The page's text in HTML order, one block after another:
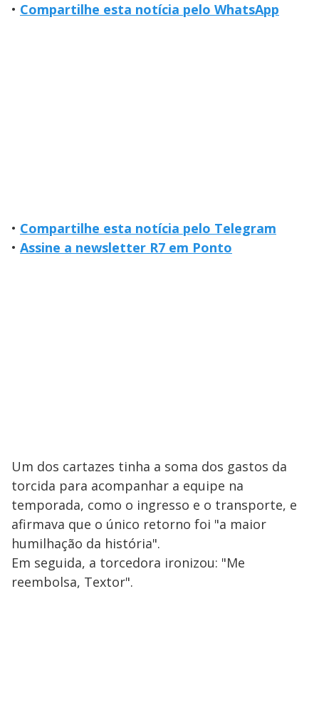
• Compartilhe esta notícia pelo WhatsApp
• Compartilhe esta notícia pelo Telegram
• Assine a newsletter R7 em Ponto
Um dos cartazes tinha a soma dos gastos da
torcida para acompanhar a equipe na
temporada, como o ingresso e o transporte, e
afirmava que o único retorno foi "a maior
humilhação da história".
Em seguida, a torcedora ironizou: "Me
reembolsa, Textor".